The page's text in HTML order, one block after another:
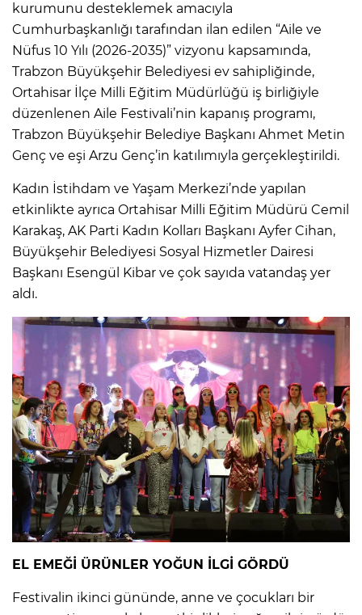
kurumunu desteklemek amacıyla
Cumhurbaşkanlığı tarafından ilan edilen “Aile ve
Nüfus 10 Yılı (2026-2035)” vizyonu kapsamında,
Trabzon Büyükşehir Belediyesi ev sahipliğinde,
Ortahisar İlçe Milli Eğitim Müdürlüğü iş birliğiyle
düzenlenen Aile Festivali’nin kapanış programı,
Trabzon Büyükşehir Belediye Başkanı Ahmet Metin
Genç ve eşi Arzu Genç’in katılımıyla gerçekleştirildi.
Kadın İstihdam ve Yaşam Merkezi’nde yapılan
etkinlikte ayrıca Ortahisar Milli Eğitim Müdürü Cemil
Karakaş, AK Parti Kadın Kolları Başkanı Ayfer Cihan,
Büyükşehir Belediyesi Sosyal Hizmetler Dairesi
Başkanı Esengül Kibar ve çok sayıda vatandaş yer
aldı.
EL EMEĞİ ÜRÜNLER YOĞUN İLGİ GÖRDÜ
Festivalin ikinci gününde, anne ve çocukları bir